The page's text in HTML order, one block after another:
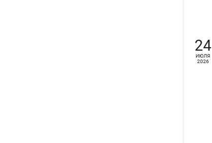
24
ИЮЛЯ
2026